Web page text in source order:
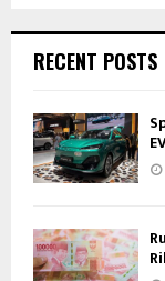
RECENT POSTS